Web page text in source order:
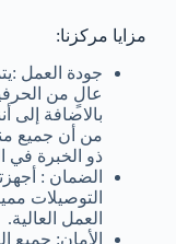
مزايا مركزنا:
جودة العمل
عالٍ من
بالاضافة إلى
من أن جميع
ذو الخبرة في
الضمان :
التوصيلات
العمل العالية.
الأمان: جميع